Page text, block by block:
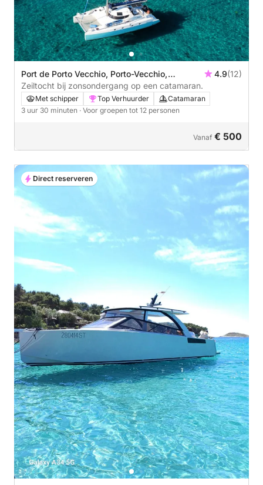
Port de Porto Vecchio, Porto-Vecchio,
Frankrijk
4.9(12)
Zeiltocht bij zonsondergang op een catamaran.
Met schipper Top Verhuurder
Catamaran
3 uur 30 minuten · Voor groepen tot 12 personen
Vanaf € 500
Direct reserveren